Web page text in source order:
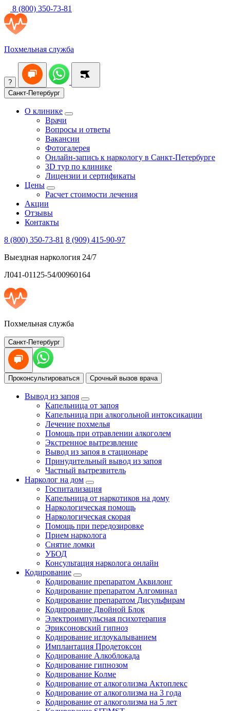
8 (800) 350-73-81
Похмельная служба
?
Санкт-Петербург
О клинике
Врачи
Вопросы и ответы
Вакансии
Фотогалерея
Онлайн-запись к наркологу в Санкт-Петербурге
3D тур по клинике
Лицензии и сертификаты
Цены
Расчет стоимости лечения
Акции
Отзывы
Контакты
8 (800) 350-73-81 8 (909) 415-90-97
Выездная наркология 24/7
Л041-01125-54/00960164
Похмельная служба
Санкт-Петербург
Проконсультироваться Срочный вызов врача
Вывод из запоя
Капельница от запоя
Капельница при алкогольной интоксикации
Лечение похмелья
Помощь при отравлении алкоголем
Экстренное вытрезвление
Вывод из запоя в стационаре
Принудительный вывод из запоя
Частный вытрезвитель
Нарколог на дом
Госпитализация
Капельница от наркотиков на дому
Наркологическая помощь
Наркологическая скорая
Помощь при передозировке
Прием нарколога
Снятие ломки
УБОД
Консультация нарколога онлайн
Кодирование
Кодирование препаратом Аквилонг
Кодирование препаратом Алгоминал
Кодирование препаратом Дисульфирам
Кодирование Двойной Блок
Электроимпульсная психотерапия
Эриксоновский гипноз
Кодирование иглоукалыванием
Имплантация Продетоксон
Кодирование Алкоблокада
Кодирование гипнозом
Кодирование Колме
Кодирование от алкоголизма Актоплекс
Кодирование от алкоголизма на 3 года
Кодирование от алкоголизма на 5 лет